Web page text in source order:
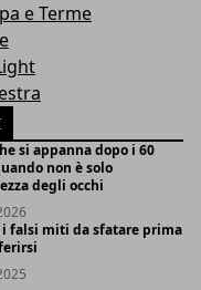
e Terme
si appanna dopo i 60
non è solo
degli occhi
i falsi miti da sfatare prima